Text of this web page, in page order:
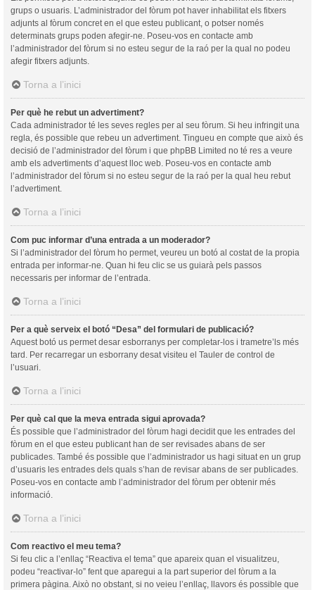
grups o usuaris. L’administrador del fòrum pot haver inhabilitat els fitxers
adjunts al fòrum concret en el que esteu publicant, o potser només
determinats grups poden afegir-ne. Poseu-vos en contacte amb
l’administrador del fòrum si no esteu segur de la raó per la qual no podeu
afegir fitxers adjunts.
Torna a l’inici
Per què he rebut un advertiment?
Cada administrador té les seves regles per al seu fòrum. Si heu infringit una
regla, és possible que rebeu un advertiment. Tingueu en compte que això és
decisió de l’administrador del fòrum i que phpBB Limited no té res a veure
amb els advertiments d’aquest lloc web. Poseu-vos en contacte amb
l’administrador del fòrum si no esteu segur de la raó per la qual heu rebut
l’advertiment.
Torna a l’inici
Com puc informar d’una entrada a un moderador?
Si l’administrador del fòrum ho permet, veureu un botó al costat de la propia
entrada per informar-ne. Quan hi feu clic se us guiarà pels passos
necessaris per informar de l’entrada.
Torna a l’inici
Per a què serveix el botó “Desa” del formulari de publicació?
Aquest botó us permet desar esborranys per completar-los i trametre’ls més
tard. Per recarregar un esborrany desat visiteu el Tauler de control de
l’usuari.
Torna a l’inici
Per què cal que la meva entrada sigui aprovada?
És possible que l’administrador del fòrum hagi decidit que les entrades del
fòrum en el que esteu publicant han de ser revisades abans de ser
publicades. També és possible que l’administrador us hagi situat en un grup
d’usuaris les entrades dels quals s’han de revisar abans de ser publicades.
Poseu-vos en contacte amb l’administrador del fòrum per obtenir més
informació.
Torna a l’inici
Com reactivo el meu tema?
Si feu clic a l’enllaç “Reactiva el tema” que apareix quan el visualitzeu,
podeu “reactivar-lo” fent que aparegui a la part superior del fòrum a la
primera pàgina. Això no obstant, si no veieu l’enllaç, llavors és possible que